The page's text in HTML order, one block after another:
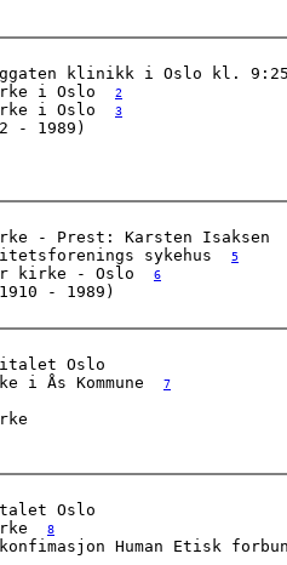
klinikk i Oslo kl.
i Oslo
2
i Oslo
3
- 1989)
- Prest: Karsten Isaksen
sykehus
5
kirke - Oslo
6
- 1989)
Oslo
i Ås Kommune
7
Oslo
8
Human Etisk